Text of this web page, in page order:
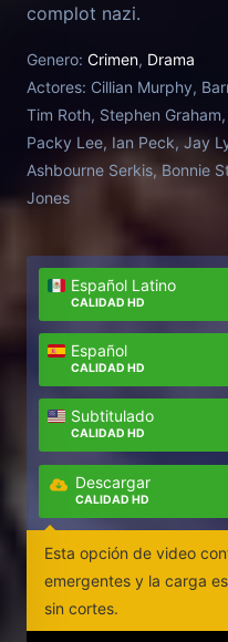
complot nazi.
Genero: Crimen, Drama
Actores: Cillian Murphy,
Tim Roth, Stephen
Packy Lee, Ian Peck, Jay
Ashbourne Serkis, Bonnie
Jones
Español Latino
CALIDAD HD
Español
CALIDAD HD
Subtitulado
CALIDAD HD
Descargar
CALIDAD HD
Esta opción de video
emergentes y la carga
sin cortes.